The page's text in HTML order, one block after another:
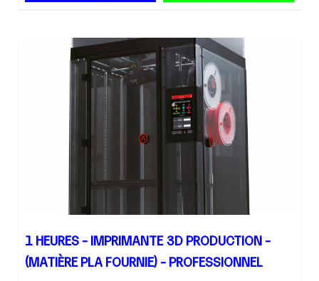
1 HEURES - IMPRIMANTE 3D PRODUCTION -
(MATIÈRE PLA FOURNIE) - PROFESSIONNEL